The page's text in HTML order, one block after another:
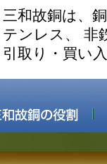
三和故銅は、
テンレス、 非
引取り・買い